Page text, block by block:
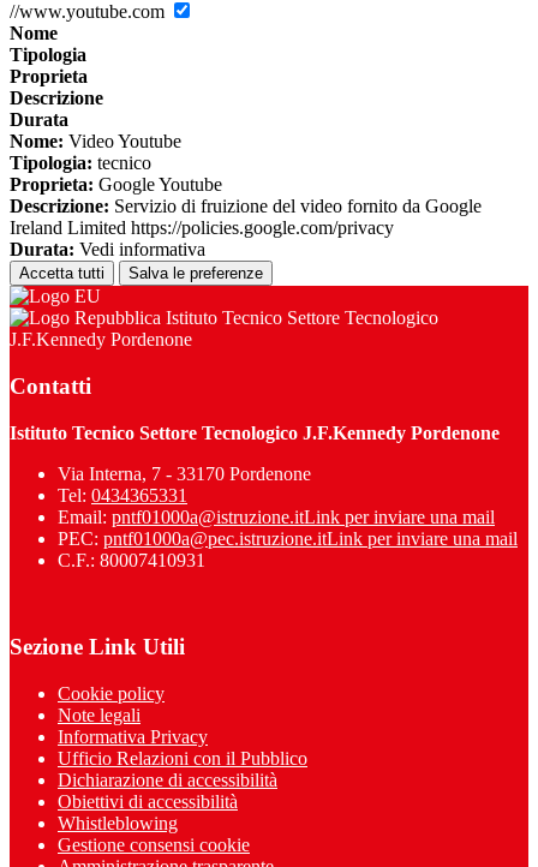
//www.youtube.com
Nome
Tipologia
Proprieta
Descrizione
Durata
Nome: Video Youtube
Tipologia: tecnico
Proprieta: Google Youtube
Descrizione: Servizio di fruizione del video fornito da Google
Ireland Limited https://policies.google.com/privacy
Durata: Vedi informativa
Accetta tutti Salva le preferenze
Istituto Tecnico Settore Tecnologico
J.F.Kennedy Pordenone
Contatti
Istituto Tecnico Settore Tecnologico J.F.Kennedy Pordenone
Via Interna, 7 - 33170 Pordenone
Tel: 0434365331
Email: pntf01000a@istruzione.itLink per inviare una mail
PEC: pntf01000a@pec.istruzione.itLink per inviare una mail
C.F.: 80007410931
Sezione Link Utili
Cookie policy
Note legali
Informativa Privacy
Ufficio Relazioni con il Pubblico
Dichiarazione di accessibilità
Obiettivi di accessibilità
Whistleblowing
Gestione consensi cookie